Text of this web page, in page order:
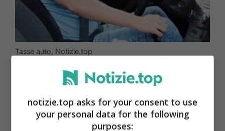
Tasse auto, Notizie.top
Detrazione acquisto auto privato
La detrazione dell’auto dalle tasse si può
notizie.top asks for your consent to use
your personal data for the following
purposes: